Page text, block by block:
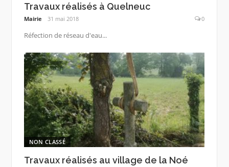
Travaux réalisés à Quelneuc
Mairie 31 mai 2018 0
Réfection de réseau d'eau...
NON CLASSÉ
Travaux réalisés au village de la Noé